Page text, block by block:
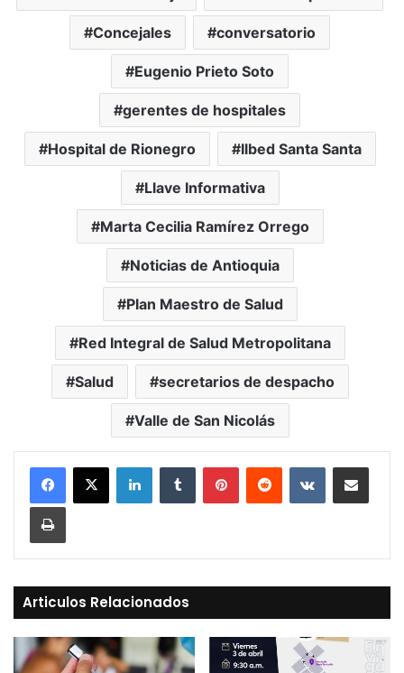
Concejales conversatorio
Eugenio Prieto Soto
gerentes de hospitales
Hospital de Rionegro Ilbed Santa Santa
Llave Informativa
Marta Cecilia Ramírez Orrego
Noticias de Antioquia
Plan Maestro de Salud
Red Integral de Salud Metropolitana
Salud secretarios de despacho
Valle de San Nicolás
LinkedInTumblr PinterestReddit VKontakteCompartir vía Mail
Print
Articulos Relacionados